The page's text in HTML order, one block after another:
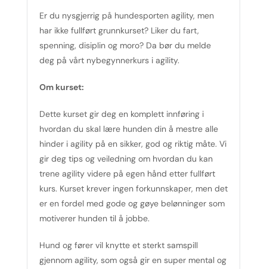
Er du nysgjerrig på hundesporten agility, men
har ikke fullført grunnkurset? Liker du fart,
spenning, disiplin og moro? Da bør du melde
deg på vårt nybegynnerkurs i agility.
Om kurset:
Dette kurset gir deg en komplett innføring i
hvordan du skal lære hunden din å mestre alle
hinder i agility på en sikker, god og riktig måte. Vi
gir deg tips og veiledning om hvordan du kan
trene agility videre på egen hånd etter fullført
kurs. Kurset krever ingen forkunnskaper, men det
er en fordel med gode og gøye belønninger som
motiverer hunden til å jobbe.
Hund og fører vil knytte et sterkt samspill
gjennom agility, som også gir en super mental og